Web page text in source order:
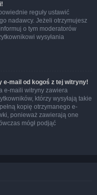
reguły ustawić
nadawcy. Jeżeli otrzymujesz
o tym moderatorów
wysyłania
e-mail od kogoś z tej witryny!
e-maili witryny zawiera
którzy wysyłają takie
kopię otrzymanego e-
ponieważ zawierają one
mógł podjąć